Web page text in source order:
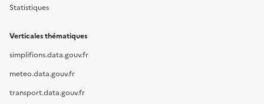
Statistiques
Verticales thématiques
simplifions.data.gouv.fr
meteo.data.gouv.fr
transport.data.gouv.fr